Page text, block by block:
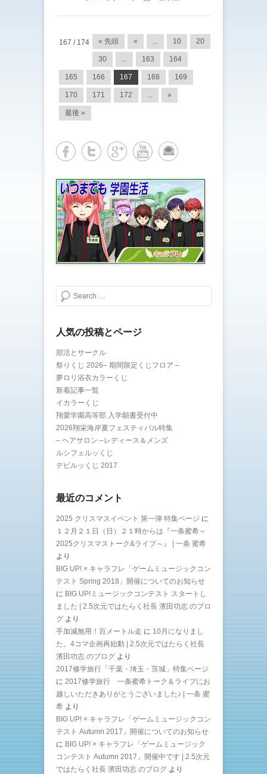
投稿ナビゲーション
167 / 174 « 先頭 « 10 20
30 163 164
165 166 167 168 169
170 171 172 »
最後 »
検索する
人気の投稿とページ
部活とサークル
祭りくじ 2026– 期間限定くじフロア –
夢ロリ浴衣カラーくじ
新着記事一覧
イカラーくじ
翔愛学園高等部 入学願書受付中
2026翔栄海岸夏フェスティバル特集
– ヘアサロン –レディース＆メンズ
ルシフェルッくじ
デビルッくじ 2017
最近のコメント
2025 クリスマスイベント 第一弾 特集ページ に
１２月２１日（日）２１時からは『一条蜜希～
2025クリスマストーク&ライブ～』 | 一条 蜜希
より
BIG UP! × キャラフレ「ゲームミュージックコン
テスト Spring 2018」開催についてのお知らせ
に BIG UP!ミュージックコンテスト スタートし
ました | 2.5次元ではたらく社長 濱田功志 のブロ
グ より
手加減無用！百メートル走 に 10月になりまし
た。4コマ企画再始動 | 2.5次元ではたらく社長
濱田功志 のブログ より
2017修学旅行「千葉・埼玉・茨城」特集ページ
に 2017修学旅行 一条蜜希トーク＆ライブにお
越しいただきありがとうございました♪ | 一条 蜜
希 より
BIG UP! × キャラフレ「ゲームミュージックコン
テスト Autumn 2017」開催についてのお知らせ
に BIG UP! × キャラフレ「ゲームミュージック
コンテスト Autumn 2017」開催中です | 2.5次元
ではたらく社長 濱田功志 のブログ より